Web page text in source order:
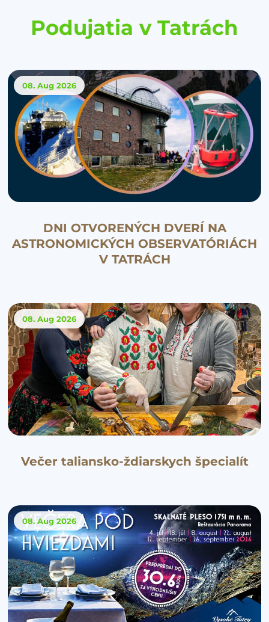
Podujatia v Tatrách
08. Aug 2026
DNI OTVORENÝCH DVERÍ NA
ASTRONOMICKÝCH OBSERVATÓRIÁCH
V TATRÁCH
08. Aug 2026
Večer taliansko-ždiarskych špecialít
08. Aug 2026